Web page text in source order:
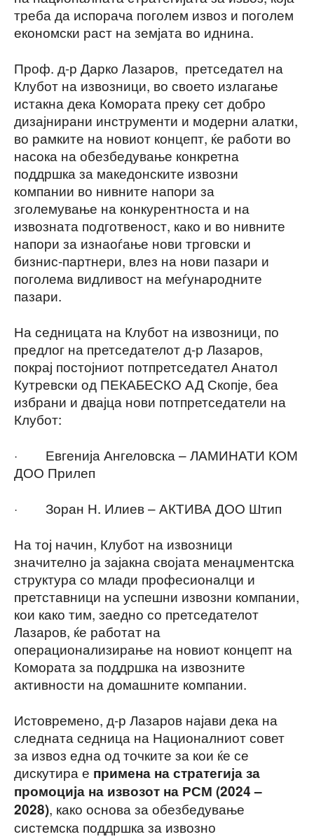
треба да испорача поголем извоз и поголем
економски раст на земјата во иднина.
Проф. д-р Дарко Лазаров, претседател на
Клубот на извозници, во своето излагање
истакна дека Комората преку сет добро
дизајнирани инструменти и модерни алатки,
во рамките на новиот концепт, ќе работи во
насока на обезбедување конкретна
поддршка за македонските извозни
компании во нивните напори за
зголемување на конкурентноста и на
извозната подготвеност, како и во нивните
напори за изнаоѓање нови трговски и
бизнис-партнери, влез на нови пазари и
поголема видливост на меѓународните
пазари.
На седницата на Клубот на извозници, по
предлог на претседателот д-р Лазаров,
покрај постојниот потпретседател Анатол
Кутревски од ПЕКАБЕСКО АД Скопје, беа
избрани и двајца нови потпретседатели на
Клубот:
· Евгенија Ангеловска – ЛАМИНАТИ КОМ
ДОО Прилеп
· Зоран Н. Илиев – АКТИВА ДОО Штип
На тој начин, Клубот на извозници
значително ја зајакна својата менаџментска
структура со млади професионалци и
претставници на успешни извозни компании,
кои како тим, заедно со претседателот
Лазаров, ќе работат на
операционализирање на новиот концепт на
Комората за поддршка на извозните
активности на домашните компании.
Истовремено, д-р Лазаров најави дека на
следната седница на Националниот совет
за извоз една од точките за кои ќе се
дискутира е примена на стратегија за
промоција на извозот на РСМ (2024 –
2028), како основа за обезбедување
системска поддршка за извозно